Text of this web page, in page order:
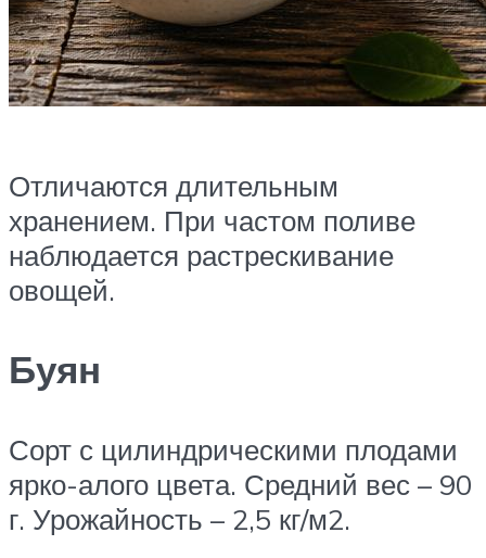
Отличаются длительным
хранением. При частом поливе
наблюдается растрескивание
овощей.
Буян
Сорт с цилиндрическими плодами
ярко-алого цвета. Средний вес – 90
г. Урожайность – 2,5 кг/м2.